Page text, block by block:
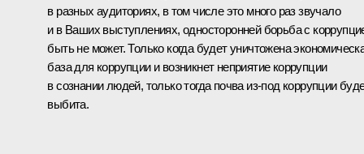
в разных аудиториях, в том числе это много раз звучало
и в Ваших выступлениях, односторонней борьба с
быть не может. Только когда будет уничтожена
база для коррупции и возникнет неприятие коррупции
в сознании людей, только тогда почва из‑под коррупции
выбита.